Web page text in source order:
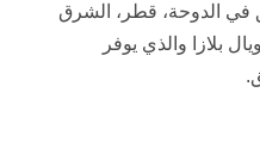
في الدوحة، قطر، الشرق
بلازا والذي يوفر